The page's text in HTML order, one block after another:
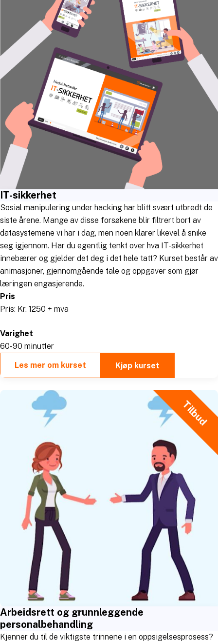
IT-sikkerhet
Sosial manipulering under hacking har blitt svært utbredt de
siste årene. Mange av disse forsøkene blir filtrert bort av
datasystemene vi har i dag, men noen klarer likevel å snike
seg igjennom. Har du egentlig tenkt over hva IT-sikkerhet
innebærer og gjelder det deg i det hele tatt? Kurset består av
animasjoner, gjennomgående tale og oppgaver som gjør
læringen engasjerende.
Pris
Pris: Kr. 1250 + mva
Varighet
60-90 minutter
Les mer om kurset Kjøp kurset
Tilbud
Arbeidsrett og grunnleggende
personalbehandling
Kjenner du til de viktigste trinnene i en oppsigelsesprosess?